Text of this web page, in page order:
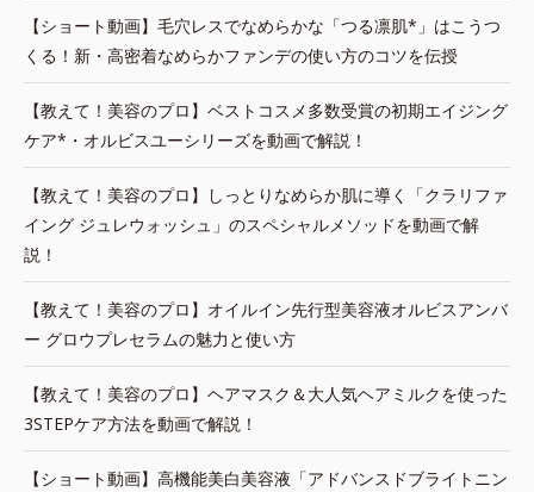
【ショート動画】毛穴レスでなめらかな「つる凛肌*」はこうつ
くる！新・高密着なめらかファンデの使い方のコツを伝授
【教えて！美容のプロ】ベストコスメ多数受賞の初期エイジング
ケア*・オルビスユーシリーズを動画で解説！
【教えて！美容のプロ】しっとりなめらか肌に導く「クラリファ
イング ジュレウォッシュ」のスペシャルメソッドを動画で解
説！
【教えて！美容のプロ】オイルイン先行型美容液オルビスアンバ
ー グロウプレセラムの魅力と使い方
【教えて！美容のプロ】ヘアマスク＆大人気ヘアミルクを使った
3STEPケア方法を動画で解説！
【ショート動画】高機能美白美容液「アドバンスドブライトニン